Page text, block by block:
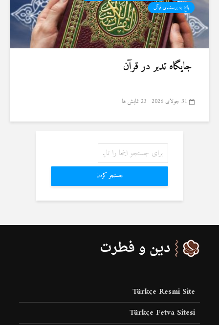
پاسخ به پرسشهای قرآنی
جایگاه تدبر در قرآن
31 جولای 2026 23 نمایش ها
جستجو کردن
Türkçe Resmi Site
Türkçe Fetva Sitesi